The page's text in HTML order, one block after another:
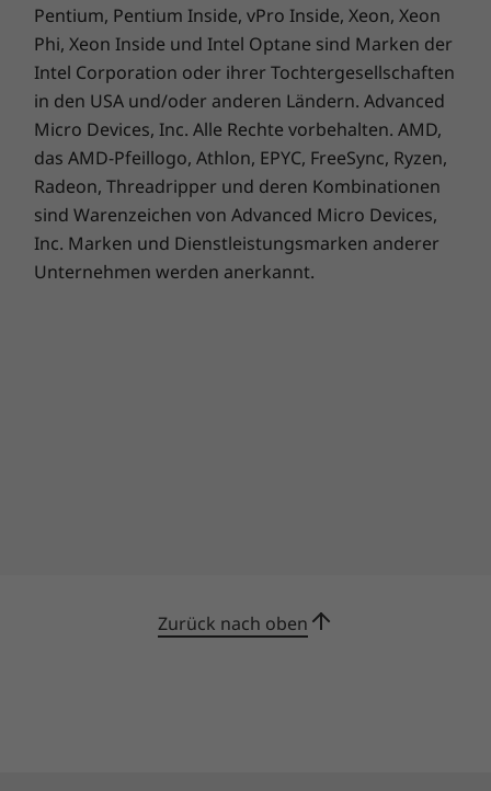
Pentium, Pentium Inside, vPro Inside, Xeon, Xeon
Phi, Xeon Inside und Intel Optane sind Marken der
Intel Corporation oder ihrer Tochtergesellschaften
in den USA und/oder anderen Ländern. Advanced
Micro Devices, Inc. Alle Rechte vorbehalten. AMD,
das AMD-Pfeillogo, Athlon, EPYC, FreeSync, Ryzen,
Radeon, Threadripper und deren Kombinationen
sind Warenzeichen von Advanced Micro Devices,
Inc. Marken und Dienstleistungsmarken anderer
Unternehmen werden anerkannt.
Zurück nach oben